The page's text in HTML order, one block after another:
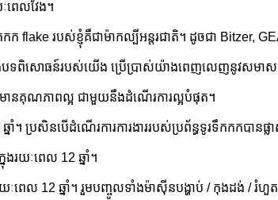
ពេលវែង។
របស់ខ្ញុំគឺជាម៉ាកល្បីអន្តរជាតិ។ ដូចជា Bitzer,
បទពិសោធន៍របស់យើង ប្រើប្រាស់យ៉ាងពេញលេញនូវសមាស
ានគុណភាពល្អ ជាមួយនឹងដំណើរការល្អបំផុត។
នាំ។ ប្រសិនបើដំណើរការការងាររបស់ប្រព័ន្ធទូរទឹកកកបា
ងរយៈពេល 12 ឆ្នាំ។
ពេល 12 ឆ្នាំ។ រួមបញ្ចូលទាំងម៉ាស៊ីនបង្ហាប់ / កុងដង់ / រំហួត